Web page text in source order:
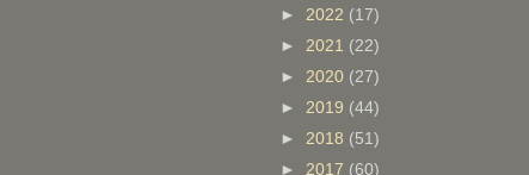
► 2022 (17)
► 2021 (22)
► 2020 (27)
► 2019 (44)
► 2018 (51)
► 2017 (60)